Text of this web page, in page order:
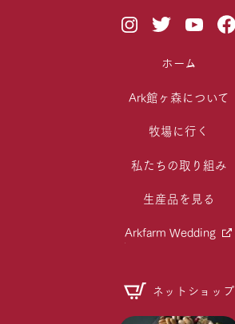
ホーム
Ark館ヶ森について
牧場に行く
私たちの取り組み
生産品を見る
Arkfarm Wedding
ネットショップ